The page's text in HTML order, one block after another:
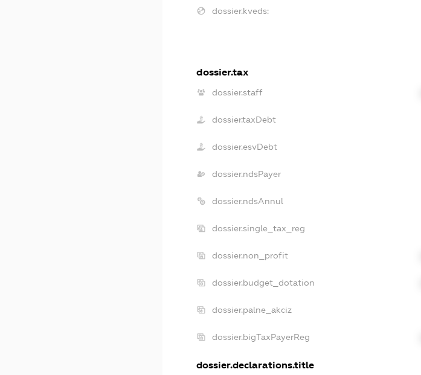
dossier.kveds:
dossier.tax
dossier.staff
dossier.taxDebt
dossier.esvDebt
dossier.ndsPayer
dossier.ndsAnnul
dossier.single_tax_reg
dossier.non_profit
dossier.budget_dotation
dossier.palne_akciz
dossier.bigTaxPayerReg
dossier.declarations.title